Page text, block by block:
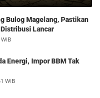
Bulog Magelang, Pastikan
Lancar
Energi, Impor BBM Tak
WIB